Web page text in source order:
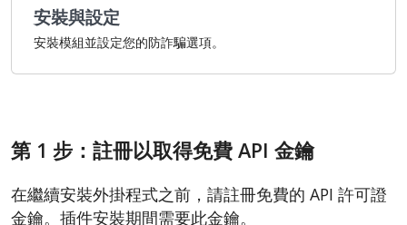
安裝與設定
安裝模組並設定您的防詐騙選項。
第 1 步：註冊以取得免費 API 金鑰
在繼續安裝外掛程式之前，請註冊免費的 API 許可證
金鑰。插件安裝期間需要此金鑰。